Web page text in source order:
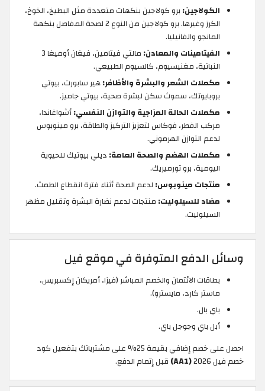
الكولاجين: برو كولاجين بنكهات متعددة مثل البطيخ، الخوخ،
الكرز وغيرها. برو كولاجين من النوع 2 لصحة المفاصل بنكهة
المانجو والفانيليا.
الفيتامينات والمعادن:
مالتي فيتامين، فيغان أوميغا 3
النباتية، مغنيسيوم، كالسيوم الطبيعي.
مكملات الشعر والبشرة والأظافر:هير سابورت، بيوتي
بروبايوتك، سموث سكن لبشرة صحية، بيوتي جاميز.
مكملات الحالة المزاجية والتوازن النفسي:أشواغاندا،
مركب الفطر، فوكاس لتعزيز التركيز والطاقة، برو مينوبوس
لدعم التوازن الهرموني.
مكملات الهضم والصحة العامة: ديلي بيوتيك للحيوية
اليومية، برو تورميريك.
منتجات مينوبوس: لدعم الصحة أثناء فترة انقطاع الطمث.
مضاد للسيلوليت: منتجات لدعم نضارة البشرة وتقليل مظهر
السيلوليت.
وسائل الدفع المتوفرة في موقع فيل
بطاقات الائتمان والخصم المباشر (فيزا، أمريكان إكسبريس،
ماستر كارد، مايسترو).
باي بال.
أبل باي وجوجل باي.
احصل على خصم إضافي بقيمة 25% على مشترياتك بتفعيل كود
خصم فيل 2026
(AA1) قبل إتمام الدفع.